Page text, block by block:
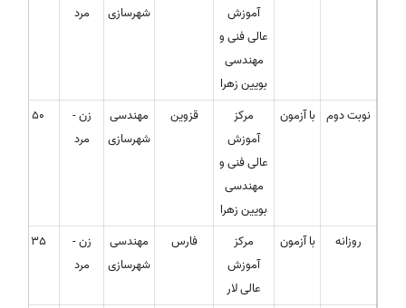
آموزش
عالی فنی و
مهندسی
بویین زهرا
شهرسازی
مرد
نوبت دوم با آزمون
مرکز
آموزش
عالی فنی و
مهندسی
بویین زهرا
قزوین
مهندسی
شهرسازی
زن -
مرد
50
روزانه با آزمون
مرکز
آموزش
عالی لار
فارس
مهندسی
شهرسازی
زن -
مرد
35